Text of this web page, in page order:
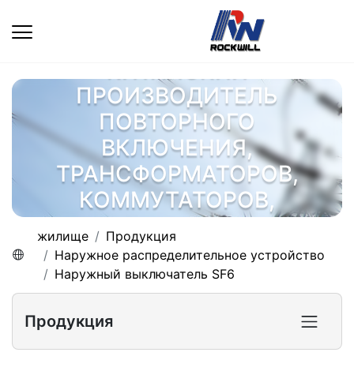
ПРОИЗВОДИТЕЛЬ
ПОВТОРНОГО
ВКЛЮЧЕНИЯ,
ТРАНСФОРМАТОРОВ,
КОММУТАТОРОВ,
ЭЛЕКТРОАГРЕГАТОВ
жилище
Продукция
Наружное распределительное устройство
Наружный выключатель SF6
Продукция